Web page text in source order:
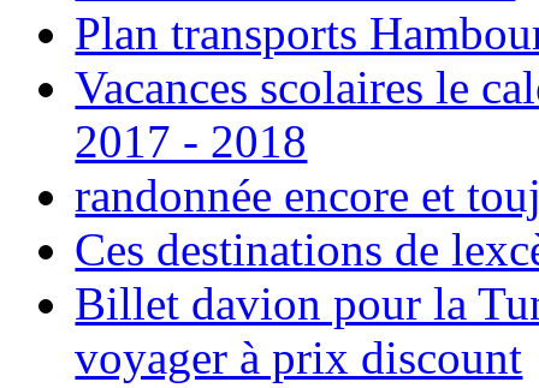
Plan transports
Vacances scolaires le
2017 - 2018
randonnée encore et
Ces destinations de
Billet davion pour la
voyager à prix discount